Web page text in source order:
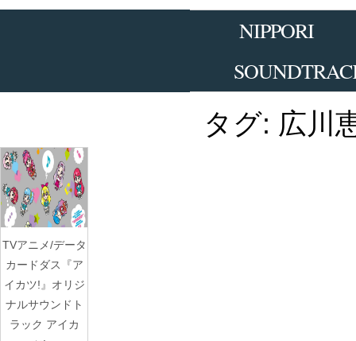
Skip
NIPPORI
タグ: 広川
TVアニメ/データ
カードダス『ア
イカツ!』オリジ
ナルサウンドト
ラック アイカ